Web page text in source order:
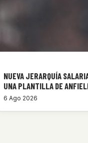
NUEVA JERARQUÍA
UNA PLANTILLA DE
6 Ago 2026